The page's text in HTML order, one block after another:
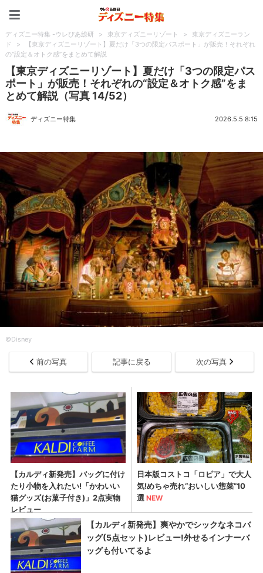
ディズニー特集 -ウレぴあ総研 > 東京ディズニーリゾート >
東京ディズニーラン
ド
>
【東京ディズニーリゾート】夏だけ「3つの限定パスポート」が販売！それぞれ
の“設定＆オトク感”をまとめて解説
【東京ディズニーリゾート】夏だけ「3つの限定パス
ポート」が販売！それぞれの“設定＆オトク感”をま
とめて解説（写真 14/52）
ディズニー特集 2026.5.5 8:15
©Disney
前の写真 記事に戻る 次の写真